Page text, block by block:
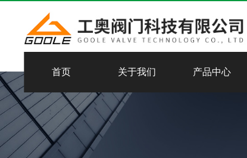
首页 关于我们 产品中心